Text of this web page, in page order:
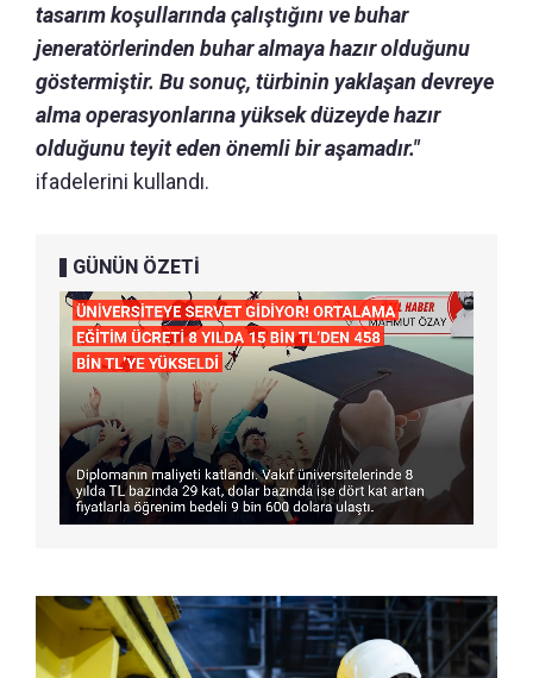
tasarım koşullarında çalıştığını ve buhar
jeneratörlerinden buhar almaya hazır olduğunu
göstermiştir. Bu sonuç, türbinin yaklaşan devreye
alma operasyonlarına yüksek düzeyde hazır
olduğunu teyit eden önemli bir aşamadır."
ifadelerini kullandı.
GÜNÜN ÖZETİ